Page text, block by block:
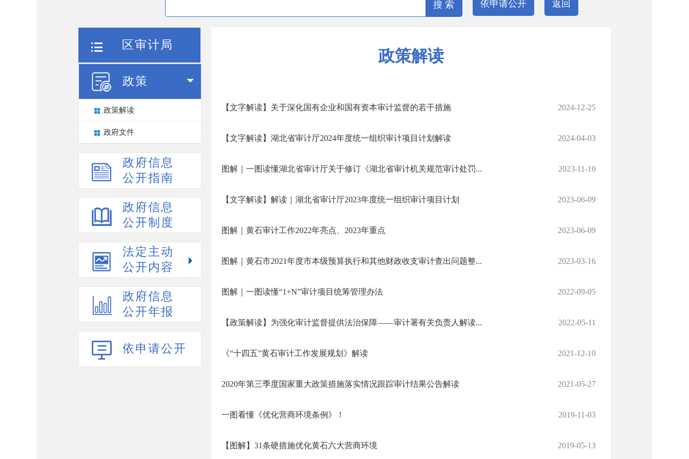
搜 索 依申请公开 返回
区审计局
政策
政策解读
政府文件
政府信息
公开指南
政府信息
公开制度
法定主动
公开内容
政府信息
公开年报
依申请公开
政策解读
2024-12-25
【文字解读】关于深化国有企业和国有资本审计监督的若干措施
2024-04-03
【文字解读】湖北省审计厅2024年度统一组织审计项目计划解读
2023-11-10
图解｜一图读懂湖北省审计厅关于修订《湖北省审计机关规范审计处罚...
2023-06-09
【文字解读】解读｜湖北省审计厅2023年度统一组织审计项目计划
2023-06-09
图解｜黄石审计工作2022年亮点、2023年重点
2023-03-16
图解｜黄石市2021年度市本级预算执行和其他财政收支审计查出问题整...
2022-09-05
图解｜一图读懂“1+N”审计项目统筹管理办法
2022-05-11
【政策解读】为强化审计监督提供法治保障——审计署有关负责人解读...
2021-12-10
《“十四五”黄石审计工作发展规划》解读
2021-05-27
2020年第三季度国家重大政策措施落实情况跟踪审计结果公告解读
2019-11-03
一图看懂《优化营商环境条例》！
2019-05-13
【图解】31条硬措施优化黄石六大营商环境